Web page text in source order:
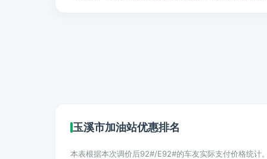
玉溪市加油站优惠排名
本表根据本次调价后92#/E92#的车友实际支付价格统计